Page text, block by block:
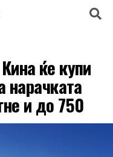
ќе купи
нарачката
и до 750